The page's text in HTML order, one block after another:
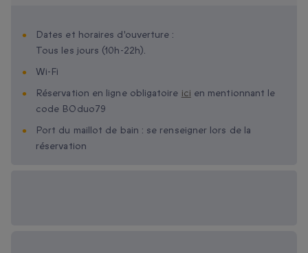
Dates et horaires d'ouverture :
Tous les jours (10h-22h).
Wi-Fi
Réservation en ligne obligatoire ici en mentionnant le
code BOduo79
Port du maillot de bain : se renseigner lors de la
réservation